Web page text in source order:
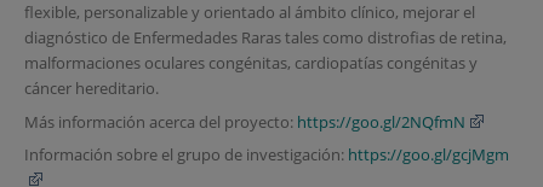
flexible, personalizable y orientado al ámbito clínico, mejorar el
diagnóstico de Enfermedades Raras tales como distrofias de retina,
malformaciones oculares congénitas, cardiopatías congénitas y
cáncer hereditario.
Más información acerca del proyecto: https://goo.gl/2NQfmN
Información sobre el grupo de investigación: https://goo.gl/gcjMgm